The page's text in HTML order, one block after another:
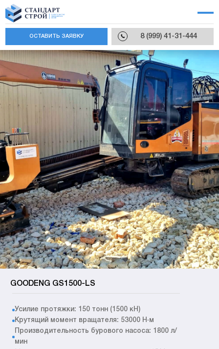
8 (999) 41-31-444
ОСТАВИТЬ ЗАЯВКУ
GOODENG GS1500-LS
Усилие протяжки: 150 тонн (1500 кН)
Крутящий момент вращателя: 53000 Н·м
Производительность бурового насоса: 1800 л/
мин